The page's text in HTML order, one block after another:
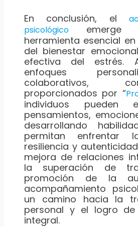
En conclusión, el
psicológicoemerge
herramienta esencial
del bienestar
efectiva del estrés.
enfoques
colaborativos,
proporcionados por “
individuos pueden
pensamientos,
desarrollando
permitan enfrentar
resiliencia y
mejora de relaciones
la superación de
promoción de la
acompañamiento
un camino hacia la
personal y el logro de
integral.